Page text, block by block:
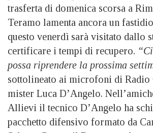
trasferta di domenica scorsa a
Teramo lamenta ancora un
questo venerdì sarà visitato dallo
certificare i tempi di recupero.
possa riprendere la prossima
sottolineato ai microfoni di Radio
mister Luca D’Angelo.
Allievi il tecnico D’Angelo ha
pacchetto difensivo formato da